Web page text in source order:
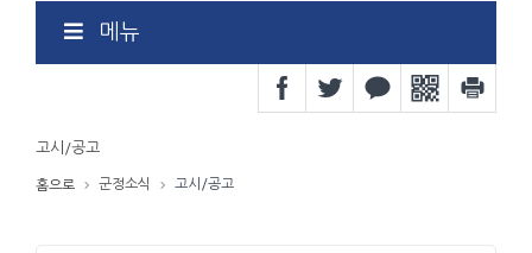
메뉴
고시/공고
홈으로 군정소식 고시/공고